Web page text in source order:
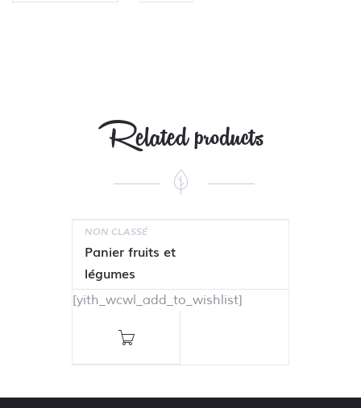
Related products
NON CLASSÉ
Panier fruits et
légumes
[yith_wcwl_add_to_wishlist]